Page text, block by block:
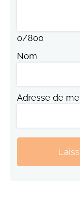
0/800
Nom
Adresse de